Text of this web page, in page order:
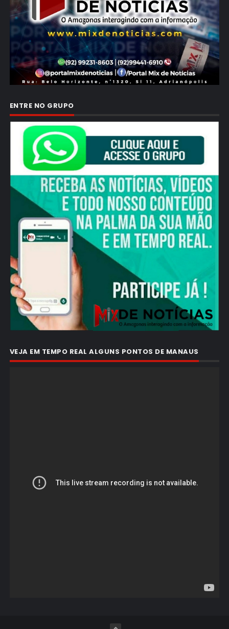
ENTRE NO GRUPO
VEJA EM TEMPO REAL ALGUNS PONTOS DE MANAUS